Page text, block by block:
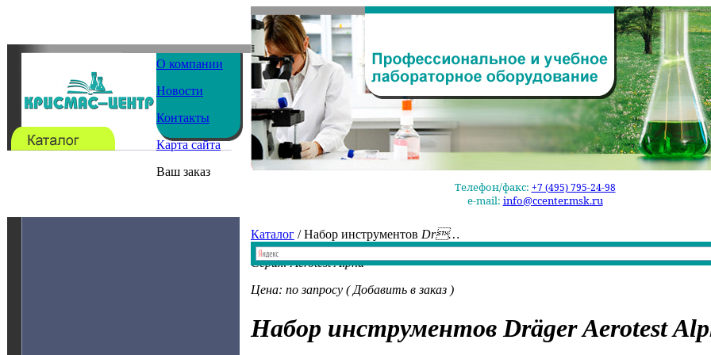
О компании
Новости
Контакты
Карта сайта
Ваш заказ
Телефон/факс: +7 (495) 795-24-98
e-mail: info@ccenter.msk.ru
Каталог / Набор инструментов Dr…
Серия: Aerotest Alpha
Цена: по запросу ( Добавить в заказ )
Набор инструментовDräger Aerotest